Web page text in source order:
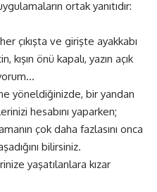
ortak yanıtıdır:
çıkışta ve girişte ayakkabı
kışın önü kapalı, yazın açık
yöneldiğinizde, bir yandan
hesabını yaparken;
çok daha fazlasını onca
bilirsiniz.
yaşatılanlara kızar